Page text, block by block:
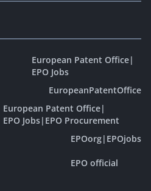
European Patent Office|
EPO Jobs
EuropeanPatentOffice
European Patent Office|
EPO Jobs| EPO Procurement
EPOorg| EPOjobs
EPO official